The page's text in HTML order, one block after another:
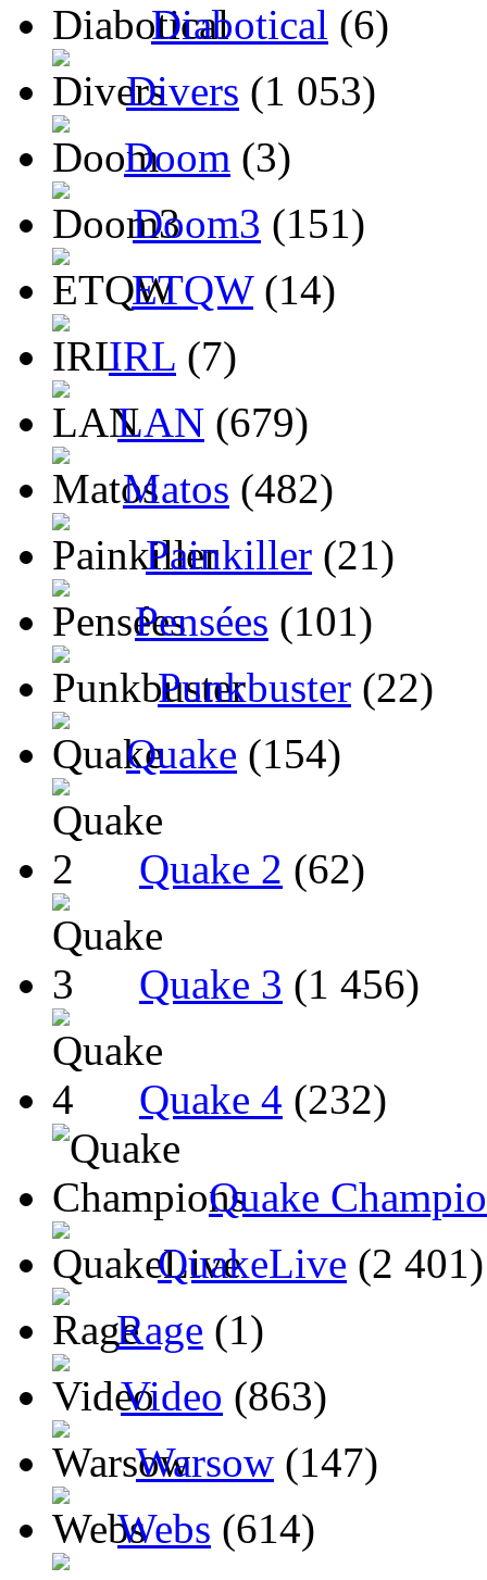
Diabotical (6)
Divers (1 053)
Doom (3)
Doom3 (151)
ETQW(14)
IRL (7)
LAN (679)
Matos (482)
Painkiller (21)
Pensées (101)
Punkbuster (22)
Quake (154)
Quake 2 (62)
Quake 3 (1 456)
Quake 4 (232)
Quake
QuakeLive (2 401)
Rage (1)
Video (863)
Warsow (147)
Webs (614)